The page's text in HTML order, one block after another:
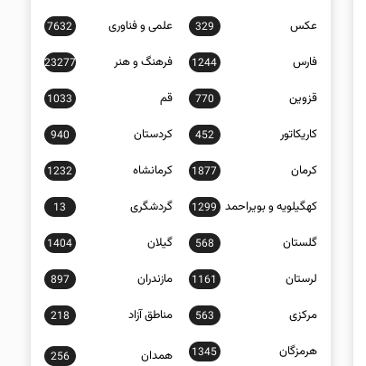
عکس 329 علمی و فناوری 7632
فارس 1244 فرهنگ و هنر 23277
قزوین 770 قم 1033
کاریکاتور 452 کردستان 940
کرمان 1877 کرمانشاه 1232
کهگیلویه و بویراحمد 1299 گردشگری 13
گلستان 568 گیلان 1404
لرستان 1161 مازندران 897
مرکزی 563 مناطق آزاد 218
هرمزگان 1345 همدان 256